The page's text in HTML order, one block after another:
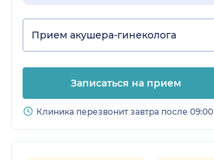
Прием акушера-гинеколога
Записаться на прием
Клиника перезвонит завтра после 09:00